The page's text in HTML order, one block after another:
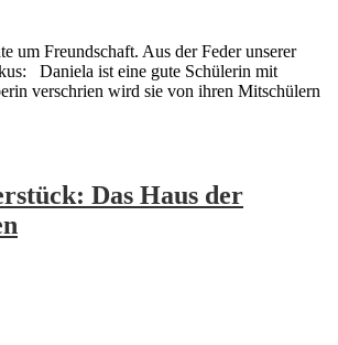
um Freundschaft. Aus der Feder unserer
Daniela ist eine gute Schülerin mit
verschrien wird sie von ihren Mitschülern
Das Haus der